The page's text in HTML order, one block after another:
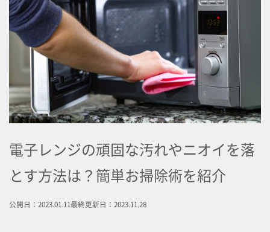
電子レンジの頑固な汚れやニオイを落
とす方法は？簡単お掃除術を紹介
公開日：2023.01.11最終更新日：2023.11.28